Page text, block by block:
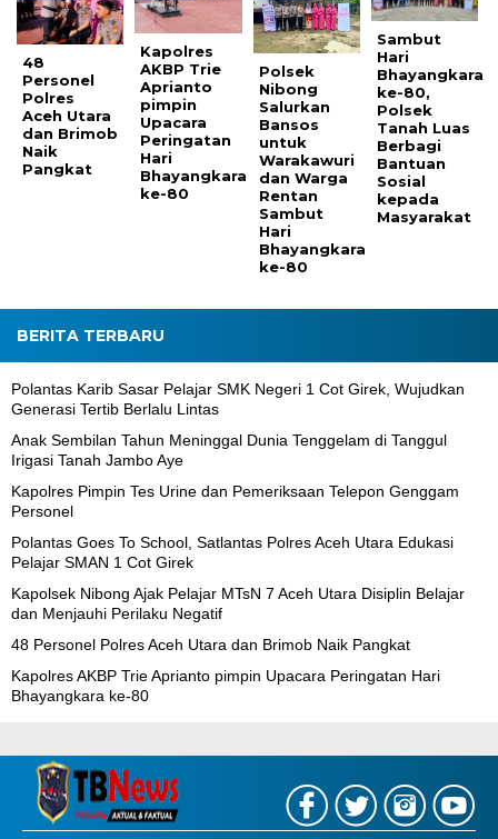
48
Personel
Polres
Aceh Utara
dan Brimob
Naik
Pangkat
Kapolres
AKBP Trie
Aprianto
pimpin
Upacara
Peringatan
Hari
Bhayangkara
ke-80
Polsek
Nibong
Salurkan
Bansos
untuk
Warakawuri
dan Warga
Rentan
Sambut
Hari
Bhayangkara
ke-80
Sambut
Hari
Bhayangkara
ke-80,
Polsek
Tanah Luas
Berbagi
Bantuan
Sosial
kepada
Masyarakat
BERITA TERBARU
Polantas Karib Sasar Pelajar SMK Negeri 1 Cot Girek, Wujudkan
Generasi Tertib Berlalu Lintas
Anak Sembilan Tahun Meninggal Dunia Tenggelam di Tanggul
Irigasi Tanah Jambo Aye
Kapolres Pimpin Tes Urine dan Pemeriksaan Telepon Genggam
Personel
Polantas Goes To School, Satlantas Polres Aceh Utara Edukasi
Pelajar SMAN 1 Cot Girek
Kapolsek Nibong Ajak Pelajar MTsN 7 Aceh Utara Disiplin Belajar
dan Menjauhi Perilaku Negatif
48 Personel Polres Aceh Utara dan Brimob Naik Pangkat
Kapolres AKBP Trie Aprianto pimpin Upacara Peringatan Hari
Bhayangkara ke-80